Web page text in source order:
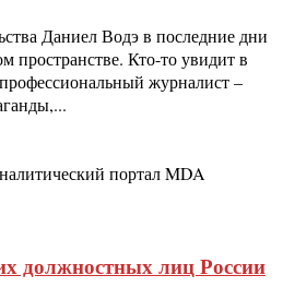
Даниел Водэ в последние дни
пространстве. Кто-то увидит в
журналист –
портал MDA
должностных лиц России